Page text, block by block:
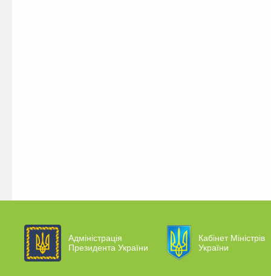
Адміністрація
Президента України
Кабінет Міністрів
України